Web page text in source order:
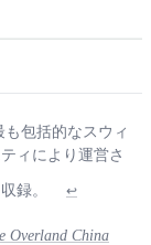
包括的なスウィ
ィにより運営さ
録。 ↩
Overland China